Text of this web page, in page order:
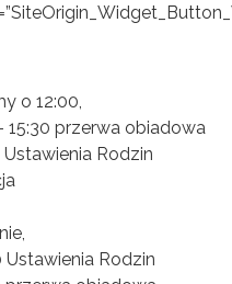
o 12:00,
15:30 przerwa obiadowa
Ustawienia Rodzin
Ustawienia Rodzin